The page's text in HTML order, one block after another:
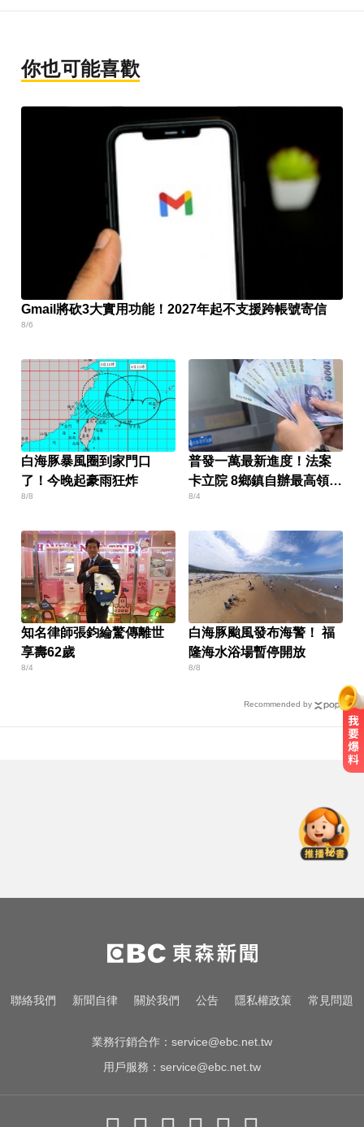
你也可能喜歡
Gmail將砍3大實用功能！2027年起不支援跨帳號寄信
8/6
白海豚暴風圈到家門口
了！今晚起豪雨狂炸
8/8
普發一萬最新進度！法案
卡立院 8鄉鎮自辦最高領1
萬
8/4
知名律師張鈞綸驚傳離世
享壽62歲
8/4
白海豚颱風發布海警！ 福
隆海水浴場暫停開放
8/8
Recommended by
豪、許基宏動刀本季報銷
錯過「末班車」留宿男網友家！ 她
慘遭性侵2次
熊本強震！台灣送帳篷成搶手物資
聯絡我們 新聞自律 關於我們 公告 隱私權政策 常見問題
業務行銷合作： service@ebc.net.tw
用戶服務： service@ebc.net.tw